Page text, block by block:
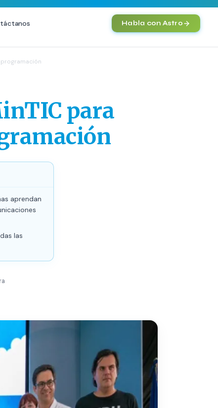
Habla con Astro
en IA (GEO)
Chatbot Multicanal
Automatización Inteligente
E-commerce con IA
programación
para
aprendan
las